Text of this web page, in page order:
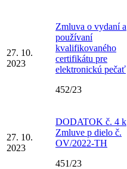
27. 10.
2023
Zmluva o vydaní a
používaní
kvalifikovaného
certifikátu pre
elektronickú pečať
452/23
27. 10.
2023
DODATOK č. 4 k
Zmluve p dielo č.
OV/2022-TH
451/23